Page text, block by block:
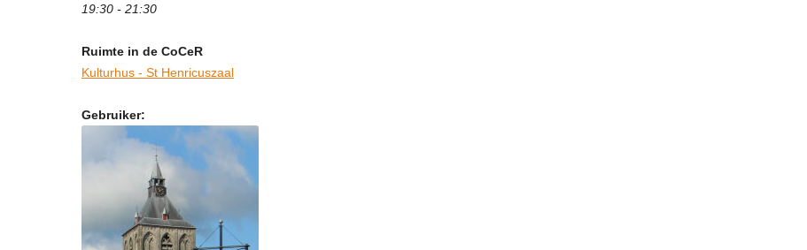
19:30 - 21:30
Ruimte in de CoCeR
Kulturhus - St Henricuszaal
Gebruiker: